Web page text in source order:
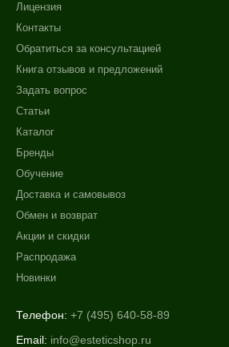
Лицензия
Контакты
Обратиться за консультацией
Книга отзывов и предложений
Задать вопрос
Статьи
Каталог
Бренды
Обучение
Доставка и самовывоз
Обмен и возврат
Акции и скидки
Распродажа
Новинки
Телефон: +7 (495) 640-58-89
Email: info@esteticshop.ru